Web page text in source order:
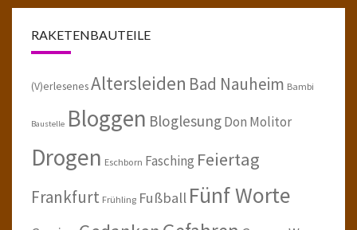
RAKETENBAUTEILE
(V)erlesenesAltersleiden Bad Nauheim Bambi
Baustelle Bloggen BloglesungDon Molitor
Drogen Eschborn Fasching Feiertag
Frankfurt Frühling Fußball Fünf Worte